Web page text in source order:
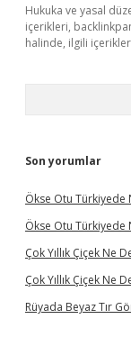
Hukuka ve yasal
içerikleri,
halinde, ilgili
Son yorumlar
Ökse Otu Türkiyede
Ökse Otu Türkiyede
Çok Yıllık Çiçek Ne
Çok Yıllık Çiçek Ne
Rüyada Beyaz Tır